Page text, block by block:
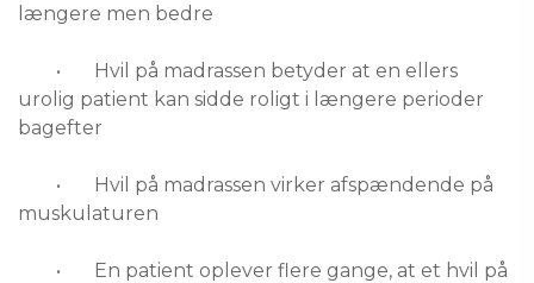
længere men bedre
urolig patient kan sidde roligt i længere perioder
bagefter
muskulaturen